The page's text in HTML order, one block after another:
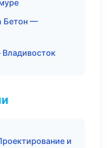
Бетон —
и